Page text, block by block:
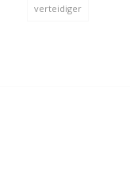
verteidiger